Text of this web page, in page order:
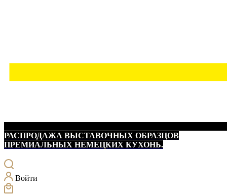
РАСПРОДАЖА ВЫСТАВОЧНЫХ ОБРАЗЦОВ
ПРЕМИАЛЬНЫХ НЕМЕЦКИХ КУХОНЬ.
Войти